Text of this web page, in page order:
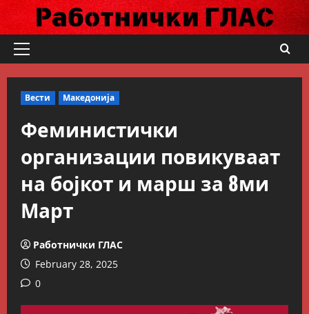
Skip
content
Primary
Вести Македонија
Феминистички
организации повикуваат
на бојкот и марш за 8ми
Март
Работнички ГЛАС
February 28, 2025
0